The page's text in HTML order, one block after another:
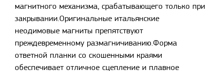
магнитного механизма, срабатывающего только при
закрывании.Оригинальные итальянские
неодимовые магниты препятствуют
преждевременному размагничиванию.Форма
ответной планки со скошенными краями
обеспечивает отличное сцепление и плавное